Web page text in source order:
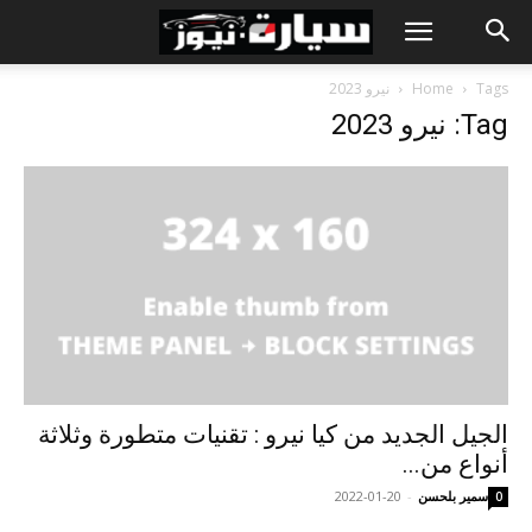
Home Tags نيرو 2023
Tag: نيرو 2023
الجيل الجديد من كيا نيرو : تقنيات متطورة وثلاثة
أنواع من...
سمير بلحسن -
2022-01-20 0